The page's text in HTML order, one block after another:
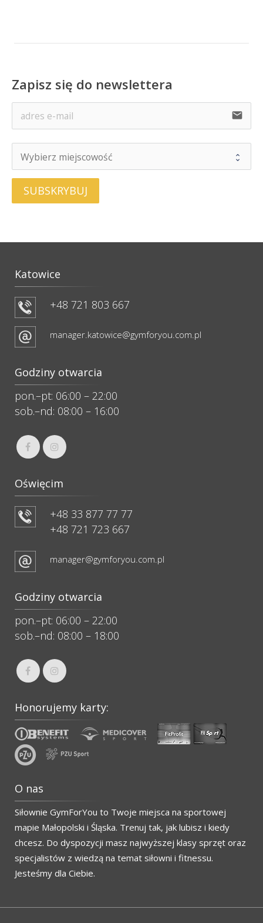
Zapisz się do newslettera
email
SUBSKRYBUJ
Katowice
+48 721 803 667
manager.katowice@gymforyou.com.pl
Godziny otwarcia
pon.–pt: 06:00 – 22:00
sob.–nd: 08:00 – 16:00
Oświęcim
+48 33 877 77 77
+48 721 723 667
manager@gymforyou.com.pl
Godziny otwarcia
pon.–pt: 06:00 – 22:00
sob.–nd: 08:00 – 18:00
Honorujemy karty:
O nas
Siłownie GymForYou to Twoje miejsca na sportowej
mapie Małopolski i Śląska. Trenuj tak, jak lubisz i kiedy
chcesz. Do dyspozycji masz najwyższej klasy sprzęt oraz
specjalistów z wiedzą na temat siłowni i fitnessu.
Jesteśmy dla Ciebie.